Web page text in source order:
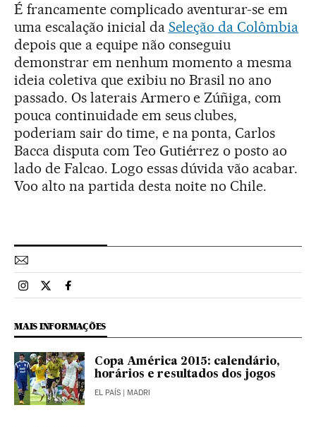
É francamente complicado aventurar-se em
uma escalação inicial da Seleção da Colômbia
depois que a equipe não conseguiu
demonstrar em nenhum momento a mesma
ideia coletiva que exibiu no Brasil no ano
passado. Os laterais Armero e Zúñiga, com
pouca continuidade em seus clubes,
poderiam sair do time, e na ponta, Carlos
Bacca disputa com Teo Gutiérrez o posto ao
lado de Falcao. Logo essas dúvida vão acabar.
Voo alto na partida desta noite no Chile.
Esportes El País Brasil en Instagram
Esportes El País Brasil en Twitter
Esportes El País Brasil en Facebook
MAIS INFORMAÇÕES
Copa América 2015: calendário,
horários e resultados dos jogos
EL PAÍS | MADRI